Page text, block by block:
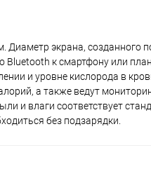
экрана, созданного
Bluetooth к смартфону или
и уровне кислорода в
а также ведут
и влаги соответствует
без подзарядки.